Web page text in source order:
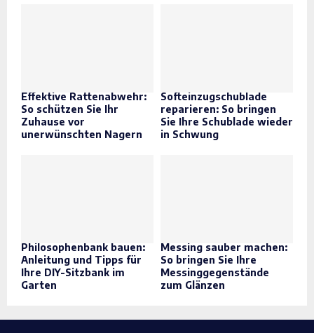
Effektive Rattenabwehr:
So schützen Sie Ihr
Zuhause vor
unerwünschten Nagern
Softeinzugschublade
reparieren: So bringen
Sie Ihre Schublade wieder
in Schwung
Philosophenbank bauen:
Anleitung und Tipps für
Ihre DIY-Sitzbank im
Garten
Messing sauber machen:
So bringen Sie Ihre
Messinggegenstände
zum Glänzen